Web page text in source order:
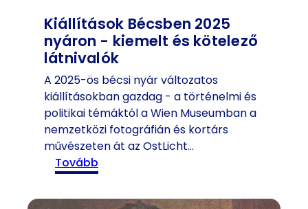
p
k
k
e
l
é
s
l
á
n
á
t
n
i
v
a
l
ó
k
é
i
Kiállítások Bécsben 2025
nyáron - kiemelt és kötelező
látnivalók
A 2025-ös bécsi nyár változatos
kiállításokban gazdag - a történelmi és
politikai témáktól a Wien Museumban a
nemzetközi fotográfián és kortárs
művészeten át az OstLicht…
tovább
K